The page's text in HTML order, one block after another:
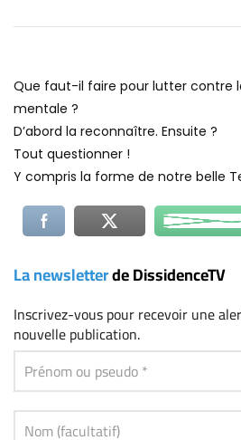
Que faut-il faire pour lutter contre
mentale ?
D’abord la reconnaître. Ensuite ?
Tout questionner !
Y compris la forme de notre belle
La newsletterde DissidenceTV
Inscrivez-vouspour recevoir une
nouvelle publication.